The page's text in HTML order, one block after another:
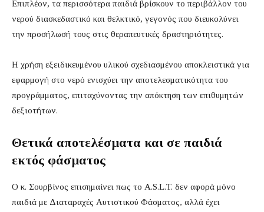
Επιπλέον, τα περισσότερα παιδιά βρίσκουν το περιβάλλον του
νερού διασκεδαστικό και θελκτικό, γεγονός που διευκολύνει
την προσήλωσή τους στις θεραπευτικές δραστηριότητες.
Η χρήση εξειδικευμένου υλικού σχεδιασμένου αποκλειστικά για
εφαρμογή στο νερό ενισχύει την αποτελεσματικότητα του
προγράμματος, επιταχύνοντας την απόκτηση των επιθυμητών
δεξιοτήτων.
Θετικά αποτελέσματα και σε παιδιά
εκτός φάσματος
Ο κ. Σουρβίνος επισημαίνει πως το A.S.L.T. δεν αφορά μόνο
παιδιά με Διαταραχές Αυτιστικού Φάσματος, αλλά έχει